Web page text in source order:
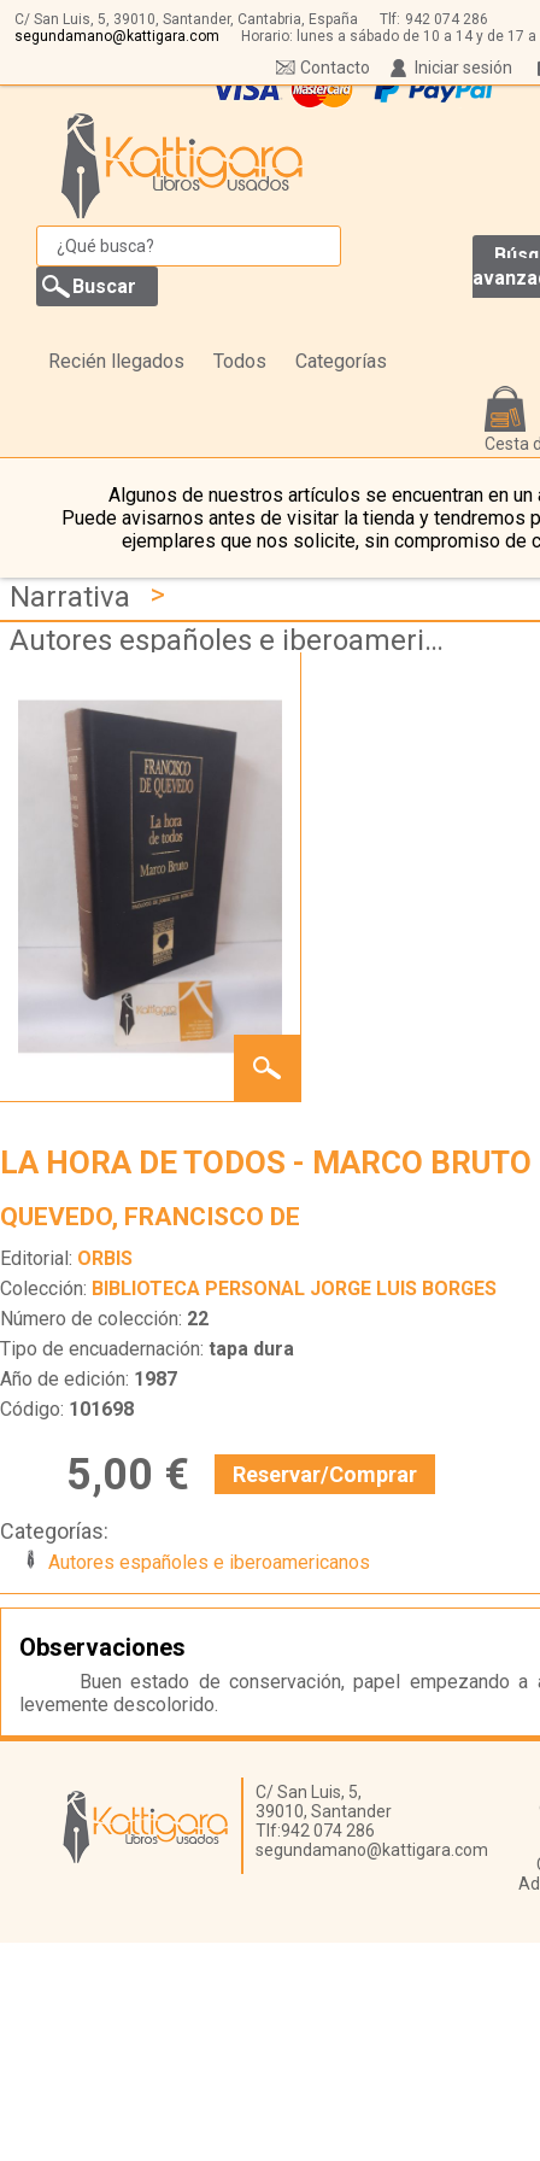
C/ San Luis, 5, 39010, Santander, Cantabria, España Tlf: 942 074 286
segundamano@kattigara.com
Horario: lunes a sábado de 10 a 14 y de 17 a
Iniciar sesión
Contacto
Recién llegados Todos Categorías
Cesta
Algunos de nuestros artículos se encuentran en un
Puede avisarnos antes de visitar la tienda y tendremos
ejemplares que nos solicite, sin compromiso de
Narrativa
>
Autores españoles e iberoamericanos
HORA
MARCO
LA HORA DE TODOS - MARCO BRUTO
QUEVEDO, FRANCISCO DE
Editorial: ORBIS
Colección: BIBLIOTECA PERSONAL JORGE LUIS BORGES
Número de colección: 22
Tipo de encuadernación: tapa dura
Año de edición: 1987
Código: 101698
5,00 € Reservar/Comprar
Categorías:
Autores españoles e iberoamericanos
Observaciones
Buen estado de conservación, papel empezando a
levemente descolorido.
Librería Kattigara
C/ San Luis, 5,
39010, Santander
Tlf:942 074 286
segundamano@kattigara.com